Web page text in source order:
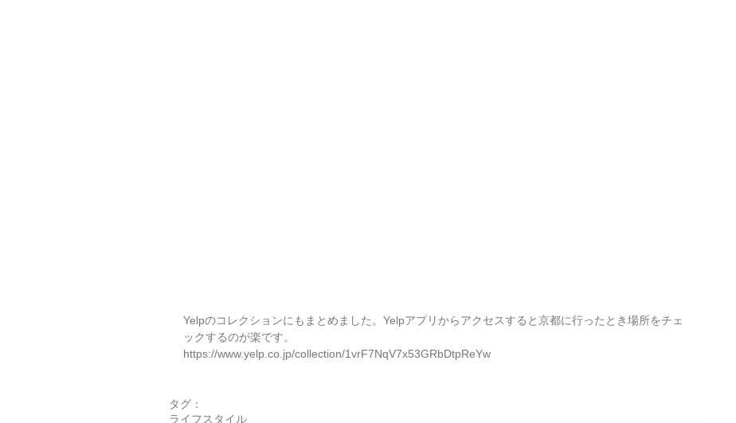
Yelpのコレクションにもまとめました。Yelpアプリからアクセスすると京都に行ったとき場所をチェ
ックするのが楽です。
https://www.yelp.co.jp/collection/1vrF7NqV7x53GRbDtpReYw
タグ：
ライフスタイル